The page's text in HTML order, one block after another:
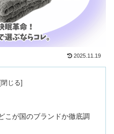
2025.11.19
こが国のブランドか徹底調